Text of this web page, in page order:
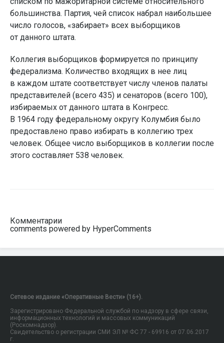
большинства. Партия, чей список набрал наибольшее
число голосов, «забирает» всех выборщиков
от данного штата.
Коллегия выборщиков формируется по принципу
федерализма. Количество входящих в нее лиц
в каждом штате соответствует числу членов палаты
представителей (всего 435) и сенаторов (всего 100),
избираемых от данного штата в Конгресс.
В 1964 году федеральному округу Колумбия было
предоставлено право избирать в коллегию трех
человек. Общее число выборщиков в коллегии после
этого составляет 538 человек.
Комментарии
comments powered by HyperComments
Сетевое издание «Оперативные Вести» (16+).
Зарегистрировано Федеральной службой по надзору в сфере связи,
информационных технологий и массовых коммуникаций
(Роскомнадзор).
Свидетельство о регистрации СМИ ЭЛ № ФС 77 - 69916 от 07.06.2017
г.